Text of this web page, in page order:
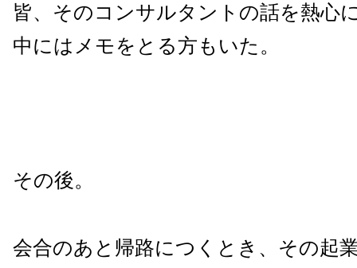
皆、そのコンサルタントの話を熱心
中にはメモをとる方もいた。
その後。
会合のあと帰路につくとき、その起